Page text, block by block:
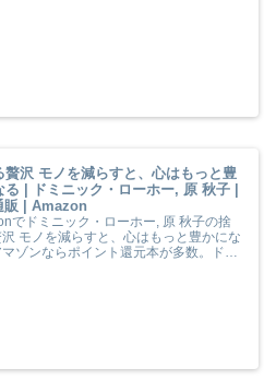
贅沢 モノを減らすと、心はもっと豊
る | ドミニック・ローホー, 原 秋子 |
販 | Amazon
でドミニック・ローホー, 原 秋子の捨
モノを減らすと、心はもっと豊かにな
マゾンならポイント還元本が多数。ドミ